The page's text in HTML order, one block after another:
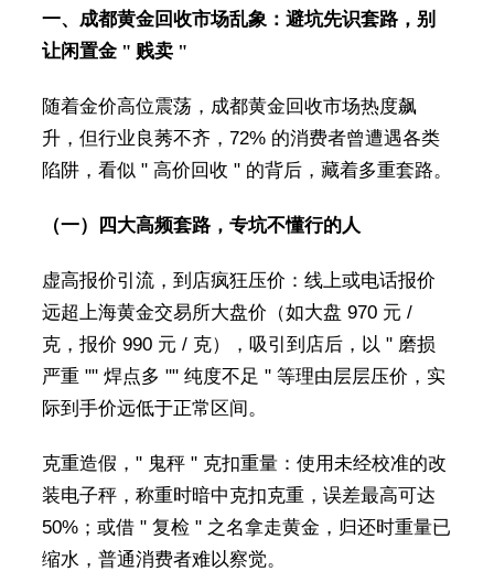
一、成都黄金回收市场乱象：避坑先识套路，别
让闲置金 " 贱卖 "
随着金价高位震荡，成都黄金回收市场热度飙
升，但行业良莠不齐，72% 的消费者曾遭遇各类
陷阱，看似 " 高价回收 " 的背后，藏着多重套路。
（一）四大高频套路，专坑不懂行的人
虚高报价引流，到店疯狂压价：线上或电话报价
远超上海黄金交易所大盘价（如大盘 970 元 /
克，报价 990 元 / 克），吸引到店后，以 " 磨损
严重 "" 焊点多 "" 纯度不足 " 等理由层层压价，实
际到手价远低于正常区间。
克重造假，" 鬼秤 " 克扣重量：使用未经校准的改
装电子秤，称重时暗中克扣克重，误差最高可达
50%；或借 " 复检 " 之名拿走黄金，归还时重量已
缩水，普通消费者难以察觉。